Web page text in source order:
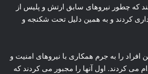
که چطور نیروهای سابق ارتش و پلیس از
کردند و به همین دلیل تحت شکنجه و
افراد را به جرم همکاری با نیروهای امنیت و
می کردند. اول آنها را مجبور می کردند که